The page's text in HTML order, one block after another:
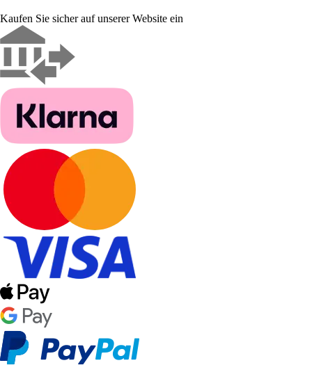
Kaufen Sie sicher auf unserer Website ein